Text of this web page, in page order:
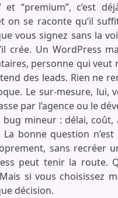
“premium”, c’est
on se raconte qu’il
vous signez sans la
crée. Un WordPress
personne qui veut
des leads. Rien ne
Le sur-mesure, lui,
par l’agence ou le
mineur : délai,
bonne question n’est
sans recréer
peut tenir la route.
si vous choisissez
décision.